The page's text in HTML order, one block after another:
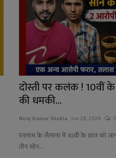
दोस्ती पर कलंक ! 10वीं
की धमकी...
Niraj Kumar Shukla Jun 28, 2026 0
रतलाम के सैलाना में 10वीं के छात्र को
तीन सोन...